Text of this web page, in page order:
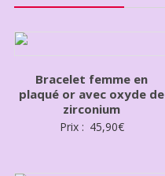
Bracelet femme en
plaqué or avec oxyde de
zirconium
Prix : 45,90€